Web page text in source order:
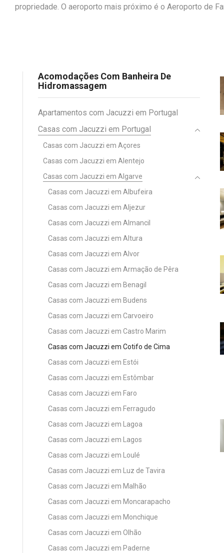
propriedade. O aeroporto mais próximo é o Aeroporto de
Acomodações Com Banheira De
Hidromassagem
Apartamentos com Jacuzzi em Portugal
Casas com Jacuzzi em Portugal
Casas com Jacuzzi em Açores
Casas com Jacuzzi em Alentejo
Casas com Jacuzzi em Algarve
Casas com Jacuzzi em Albufeira
Casas com Jacuzzi em Aljezur
Casas com Jacuzzi em Almancil
Casas com Jacuzzi em Altura
Casas com Jacuzzi em Alvor
Casas com Jacuzzi em Armação de Pêra
Casas com Jacuzzi em Benagil
Casas com Jacuzzi em Budens
Casas com Jacuzzi em Carvoeiro
Casas com Jacuzzi em Castro Marim
Casas com Jacuzzi em Cotifo de Cima
Casas com Jacuzzi em Estói
Casas com Jacuzzi em Estômbar
Casas com Jacuzzi em Faro
Casas com Jacuzzi em Ferragudo
Casas com Jacuzzi em Lagoa
Casas com Jacuzzi em Lagos
Casas com Jacuzzi em Loulé
Casas com Jacuzzi em Luz de Tavira
Casas com Jacuzzi em Malhão
Casas com Jacuzzi em Moncarapacho
Casas com Jacuzzi em Monchique
Casas com Jacuzzi em Olhão
Casas com Jacuzzi em Paderne